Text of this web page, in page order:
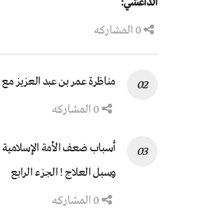
مناظرة عمر بن عبد العزيز
أسباب ضعف الأمة
وسبل العلاج ! الجزء الرابع